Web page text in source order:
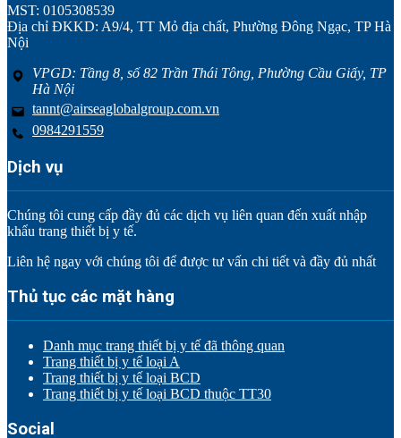
MST: 0105308539
Địa chỉ ĐKKD: A9/4, TT Mỏ địa chất, Phường Đông Ngạc, TP Hà
Nội
VPGD: Tầng 8, số 82 Trần Thái Tông, Phường Cầu Giấy, TP
Hà Nội
tannt@airseaglobalgroup.com.vn
0984291559
Dịch vụ
Chúng tôi cung cấp đầy đủ các dịch vụ liên quan đến xuất nhập
khẩu trang thiết bị y tế.
Liên hệ ngay với chúng tôi để được tư vấn chi tiết và đầy đủ nhất
Thủ tục các mặt hàng
Danh mục trang thiết bị y tế đã thông quan
Trang thiết bị y tế loại A
Trang thiết bị y tế loại BCD
Trang thiết bị y tế loại BCD thuộc TT30
Social